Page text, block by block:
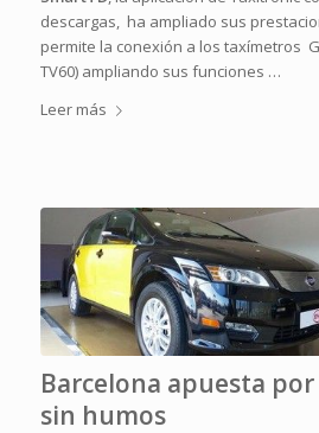
descargas, ha ampliado sus
permite la conexión a los taxímetros
TV60) ampliando sus funciones …
Leer más
Barcelona apuesta
sin humos